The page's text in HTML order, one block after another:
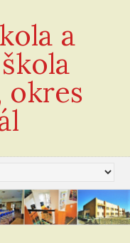
a
okres